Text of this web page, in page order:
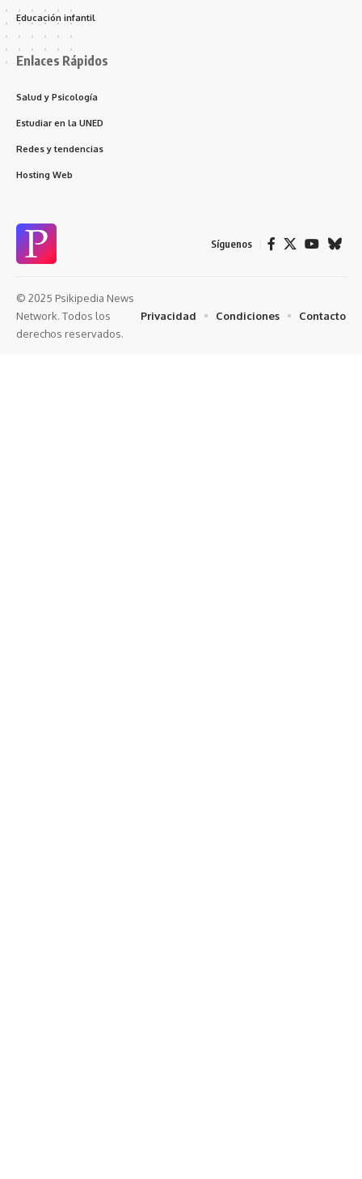
Educación infantil
Enlaces Rápidos
Salud y Psicología
Estudiar en la UNED
Redes y tendencias
Hosting Web
Síguenos
© 2025 Psikipedia News
Network. Todos los
derechos reservados.
Privacidad Condiciones Contacto